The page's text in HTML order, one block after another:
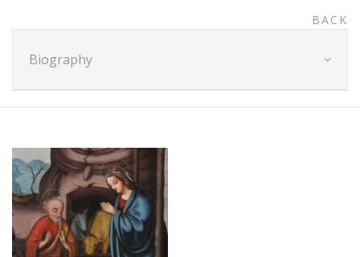
BACK
Biography